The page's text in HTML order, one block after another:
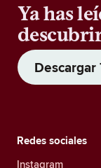
Ya has
Redes sociales
Instagram